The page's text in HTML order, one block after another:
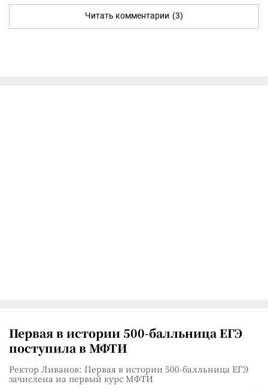
Читать комментарии (3)
Первая в истории 500-балльница ЕГЭ
поступила в МФТИ
Ректор Ливанов: Первая в истории 500-балльница ЕГЭ
зачислена на первый курс МФТИ